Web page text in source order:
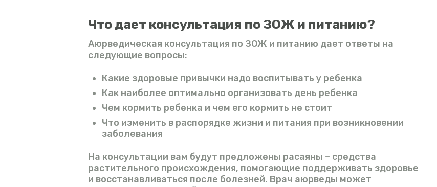
Что дает консультация по ЗОЖ и питанию?
Аюрведическая консультация по ЗОЖ и питанию дает ответы на
следующие вопросы:
Какие здоровые привычки надо воспитывать у ребенка
Как наиболее оптимально организовать день ребенка
Чем кормить ребенка и чем его кормить не стоит
Что изменить в распорядке жизни и питания при возникновении
заболевания
На консультации вам будут предложены расаяны – средства
растительного происхождения, помогающие поддерживать здоровье
и восстанавливаться после болезней. Врач аюрведы может